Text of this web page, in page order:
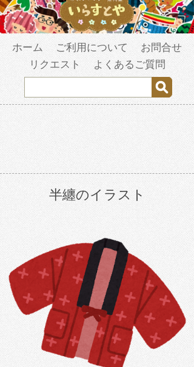
ホーム ご利用について
お問合せ
リクエスト
よくあるご質問
半纏のイラスト